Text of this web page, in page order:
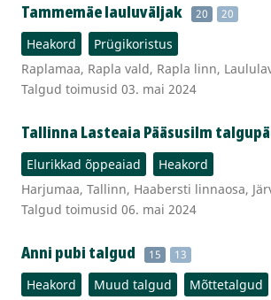
Tammemäe lauluväljak 20 20
Heakord
Prügikoristus
Raplamaa, Rapla vald, Rapla linn,
Talgud toimusid 03. mai 2024
Tallinna Lasteaia Pääsusilm
Elurikkad õppeaiad
Heakord
Harjumaa, Tallinn, Haabersti linnaosa,
Talgud toimusid 06. mai 2024
Anni pubi talgud 15 13
Heakord Muud talgud
Mõttetalgud